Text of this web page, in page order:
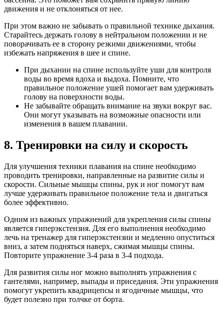
движения и не отклоняться от нее.
При этом важно не забывать о правильной технике дыхания.
Старайтесь держать голову в нейтральном положении и не
поворачивать ее в сторону резкими движениями, чтобы
избежать напряжения в шее и спине.
При дыхании на спине используйте уши для контроля
воды во время вдоха и выдоха. Помните, что
правильное положение ушей помогает вам удерживать
голову на поверхности воды.
Не забывайте обращать внимание на звуки вокруг вас.
Они могут указывать на возможные опасности или
изменения в вашем плавании.
8. Тренировки на силу и скорость
Для улучшения техники плавания на спине необходимо
проводить тренировки, направленные на развитие силы и
скорости. Сильные мышцы спины, рук и ног помогут вам
лучше удерживать правильное положение тела и двигаться
более эффективно.
Одним из важных упражнений для укрепления силы спины
является гиперэкстензия. Для его выполнения необходимо
лечь на тренажер для гиперэкстензии и медленно опуститься
вниз, а затем подняться наверх, сжимая мышцы спины.
Повторите упражнение 3-4 раза в 3-4 подхода.
Для развития силы ног можно выполнять упражнения с
гантелями, например, выпады и приседания. Эти упражнения
помогут укрепить квадрицепсы и ягодичные мышцы, что
будет полезно при толчке от борта.